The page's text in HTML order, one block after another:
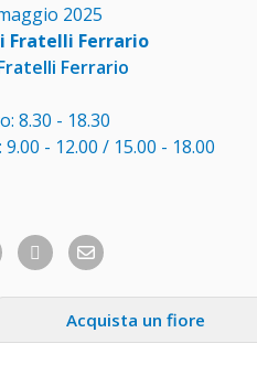
2025
Fratelli Ferrario
Ferrario
8.30 - 18.30
- 12.00 / 15.00 - 18.00
Acquista un fiore